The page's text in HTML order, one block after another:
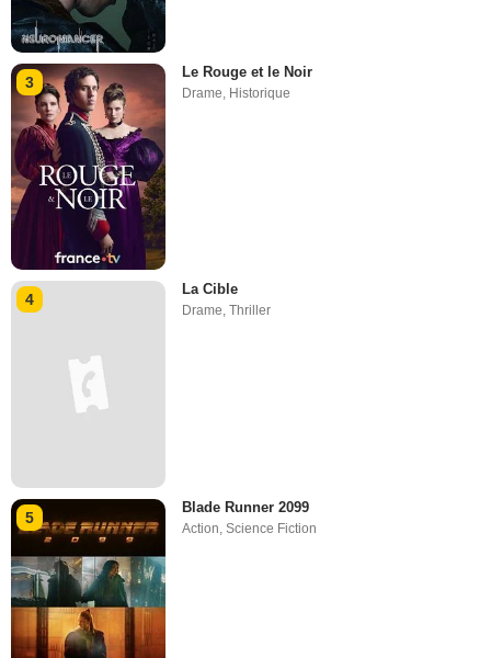
3
Le Rouge et le Noir
Drame, Historique
4
La Cible
Drame,Thriller
5
Blade Runner 2099
Action ,Science Fiction